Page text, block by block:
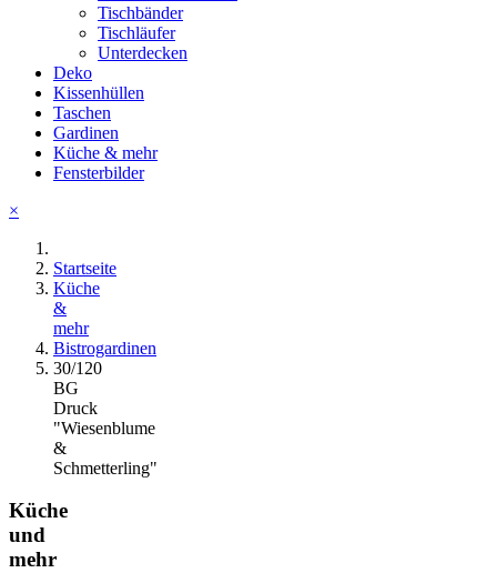
Tischbänder
Tischläufer
Unterdecken
Deko
Kissenhüllen
Taschen
Gardinen
Küche & mehr
Fensterbilder
×
Startseite
Küche
&
mehr
Bistrogardinen
30/120
BG
Druck
"Wiesenblume
&
Schmetterling"
Küche
und
mehr